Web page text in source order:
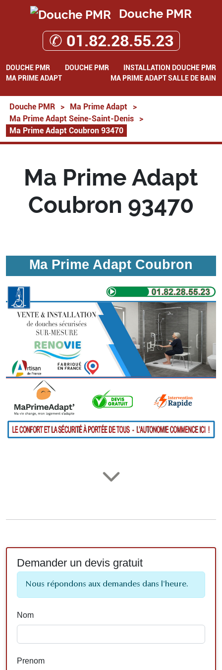
Douche PMR
✆ 01.82.28.55.23
DOUCHE PMR DOUCHE PMR
INSTALLATION DOUCHE PMR
MA PRIME ADAPT
MA PRIME ADAPT SALLE DE BAIN
Douche PMR > Ma Prime Adapt
>
Ma Prime Adapt Seine-Saint-Denis
>
Ma Prime Adapt Coubron 93470
Ma Prime Adapt
Coubron 93470
Ma Prime Adapt Coubron
Demander un devis gratuit
Nous répondons aux demandes dans l'heure.
Nom
Prenom